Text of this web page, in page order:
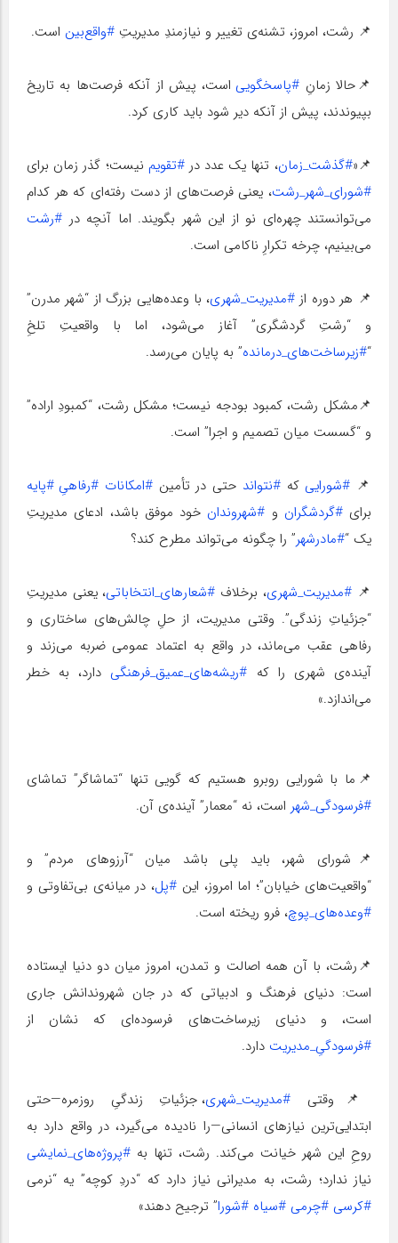
📌 رشت، امروز، تشنه‌ی تغییر و نیازمندِ مدیریتِ #واقع‌بین است.
📌حالا زمانِ #پاسخگویی است، پیش از آنکه فرصت‌ها به تاریخ
بپیوندند، پیش از آنکه دیر شود باید کاری کرد.
📌«#گذشت_زمان، تنها یک عدد در#تقویم نیست؛ گذر زمان برای
#شورای_شهر_رشت، یعنی فرصت‌های از دست رفته‌ای که هر کدام
می‌توانستند چهره‌ای نو از این شهر بگویند. اما آنچه در #رشت
می‌بینیم، چرخه تکرارِ ناکامی است.
📌 هر دوره از #مدیریت_شهری، با وعده‌هایی بزرگ از “شهر مدرن”
و “رشتِ گردشگری” آغاز می‌شود، اما با واقعیتِ تلخِ
“#زیرساخت‌های_درمانده” به پایان می‌رسد.
📌مشکل رشت، کمبود بودجه نیست؛ مشکل رشت، “کمبودِ اراده”
و “گسست میان تصمیم و اجرا” است.
📌 #شورایی که#نتواند حتی در تأمین#امکانات #رفاهیِ #پایه
برای#گردشگران و #شهروندان خود موفق باشد، ادعای مدیریتِ
یک “#مادرشهر” را چگونه می‌تواند مطرح کند؟
📌 #مدیریت_شهری، برخلاف #شعارهای_انتخاباتی، یعنی مدیریتِ
“جزئیاتِ زندگی”. وقتی مدیریت، از حلِ چالش‌های ساختاری و
رفاهی عقب می‌ماند، در واقع به اعتماد عمومی ضربه می‌زند و
آینده‌ی شهری را که #ریشه‌های_عمیق_فرهنگی دارد، به خطر
می‌اندازد.»
📌ما با شورایی روبرو هستیم که گویی تنها “تماشاگر” تماشای
#فرسودگی_شهر است، نه “معمار” آینده‌ی آن.
📌شورای شهر، باید پلی باشد میان “آرزوهای مردم” و
“واقعیت‌های خیابان”؛ اما امروز، این #پل، در میانه‌ی بی‌تفاوتی و
#وعده‌های_پوچ، فرو ریخته است.
📌رشت، با آن همه اصالت و تمدن، امروز میان دو دنیا ایستاده
است: دنیای فرهنگ و ادبیاتی که در جان شهروندانش جاری
است، و دنیای زیرساخت‌های فرسوده‌ای که نشان از
#فرسودگیِ_مدیریت دارد.
📌وقتی #مدیریت_شهری، جزئیاتِ زندگیِ روزمره—حتی
ابتدایی‌ترین نیازهای انسانی—را نادیده می‌گیرد، در واقع دارد به
روحِ این شهر خیانت می‌کند. رشت، تنها به #پروژه‌های_نمایشی
نیاز ندارد؛ رشت، به مدیرانی نیاز دارد که “دردِ کوچه” یه “نرمی
#کرسی #چرمی #سیاه #شورا” ترجیح دهند»